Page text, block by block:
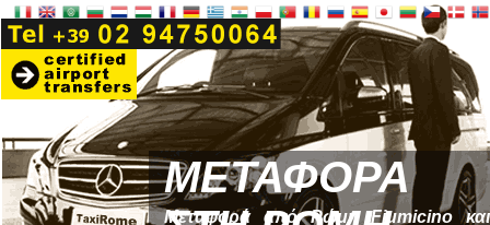
ΜΕΤΑΦΟΡΑ
Μεταφορά από Ρώμη Fiumicino και